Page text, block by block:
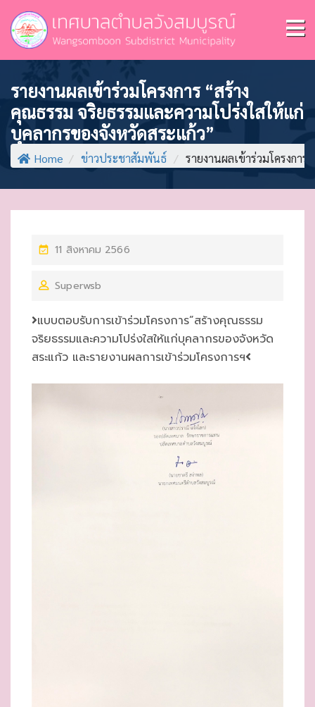
รายงานผลเข้าร่วมโครงการ “สร้าง
คุณธรรม จริยธรรมและความโปร่งใสให้แก่
บุคลากรของจังหวัดสระแก้ว”
Home / ข่าวประชาสัมพันธ์ / รายงานผลเข้าร่วมโครงกา
P
S
E
D
N
11 สิงหาคม 2566
Superwsb
แบบตอบรับการเข้าร่วมโครงการ”สร้างคุณธรรม
จริยธรรมและความโปร่งใสให้แก่บุคลากรของจังหวัด
สระแก้ว และรายงานผลการเข้าร่วมโครงการฯ